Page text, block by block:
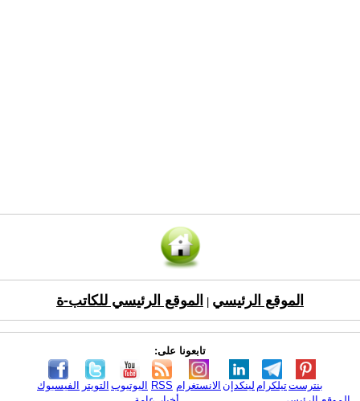
الموقع الرئيسي الموقع الرئيسي للكاتب-ة
تابعونا على:
الفيسبوك التويتر اليوتيوب RSS الانستغرام لينكدإن تيلكرامبنترست